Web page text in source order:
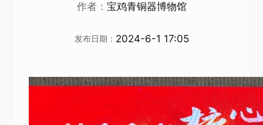
作者： 宝鸡青铜器博物馆
发布日期： 2024-6-1 17:05